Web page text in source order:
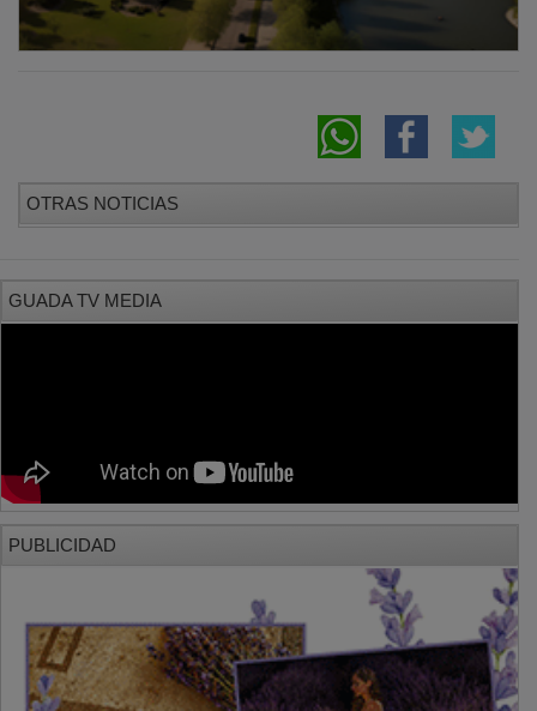
OTRAS NOTICIAS
GUADA TV MEDIA
PUBLICIDAD